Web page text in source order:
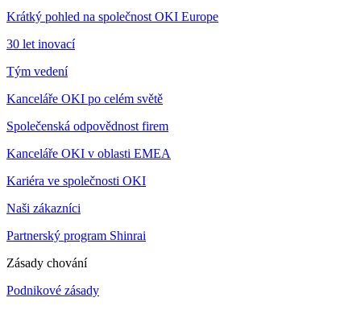
Krátký pohled na společnost OKI Europe
30 let inovací
Tým vedení
Kanceláře OKI po celém světě
Společenská odpovědnost firem
Kanceláře OKI v oblasti EMEA
Kariéra ve společnosti OKI
Naši zákazníci
Partnerský program Shinrai
Zásady chování
Podnikové zásady